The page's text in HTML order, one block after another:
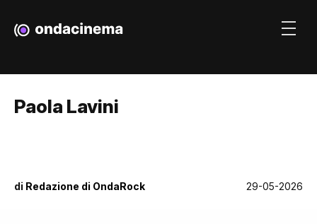
Paola Lavini
di Redazione di OndaRock 29-05-2026